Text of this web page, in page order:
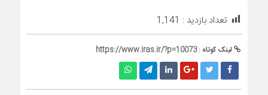
تعداد بازدید : 1,141
لینک کوتاه :https://www.iras.ir/?p=10073